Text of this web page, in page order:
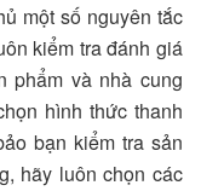
một số nguyên tắc
kiểm tra đánh giá
phẩm và nhà cung
hình thức thanh
bạn kiểm tra sản
hãy luôn chọn các